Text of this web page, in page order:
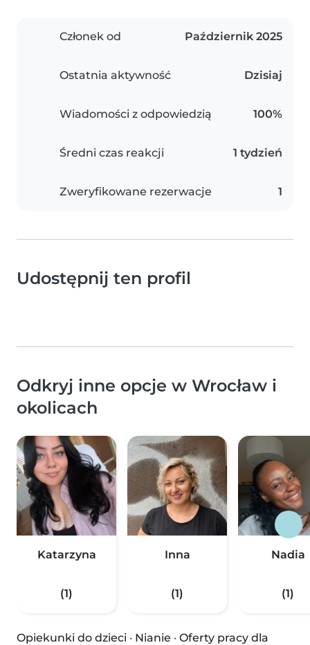
Członek od Październik 2025
Ostatnia aktywność Dzisiaj
Wiadomości z odpowiedzią 100%
Średni czas reakcji 1 tydzień
Zweryfikowane rezerwacje 1
Udostępnij ten profil
Odkryj inne opcje w Wrocław i
okolicach
Katarzyna
(1)
Inna
(1)
Nadia
(1)
Opiekunki do dzieci · Nianie · Oferty pracy dla